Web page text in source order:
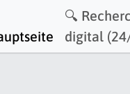
🔍
digital